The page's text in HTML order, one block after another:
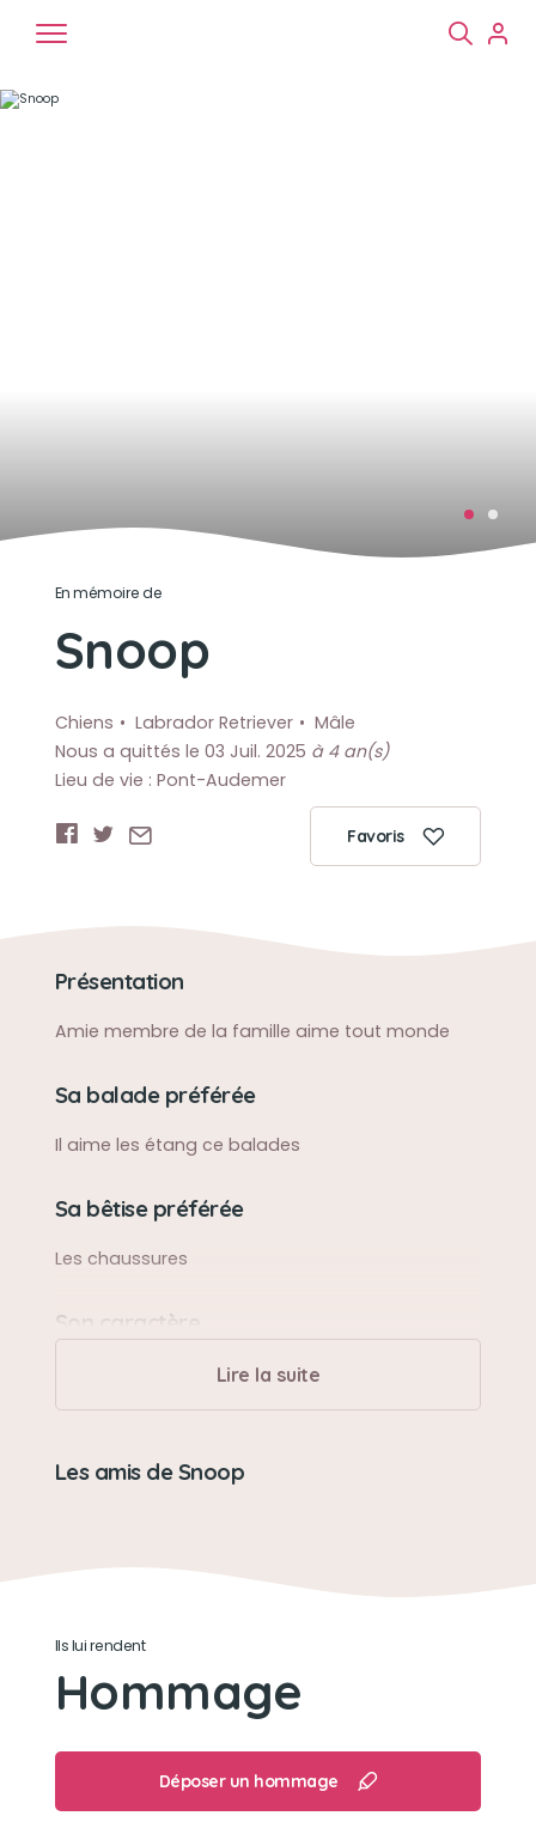
En mémoire de
Snoop
Chiens Labrador Retriever
Mâle
Nous a quittés le 03 Juil. 2025 à 4 an(s)
Lieu de vie : Pont-Audemer
Favoris
Présentation
Amie membre de la famille aime tout monde
Sa balade préférée
Il aime les étang ce balades
Sa bêtise préférée
Les chaussures
Son caractère
Ballon rubdy
Lire la suite
Les amis de Snoop
Ils lui rendent
Hommage
Déposer un hommage